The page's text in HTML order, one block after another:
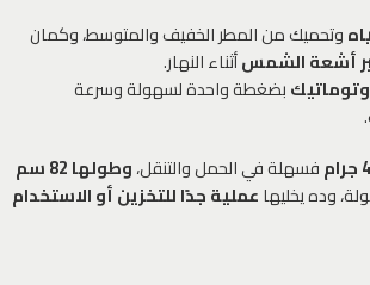
وتحميك من المطر الخفيف والمتوسط، وكمان
أشعة الشمسأثناء النهار.
بضغطة واحدة لسهولة وسرعة
فسهلة في الحمل والتنقل،وطولها 82 سم
وده يخليهاعملية جدًا للتخزين أو الاستخدام